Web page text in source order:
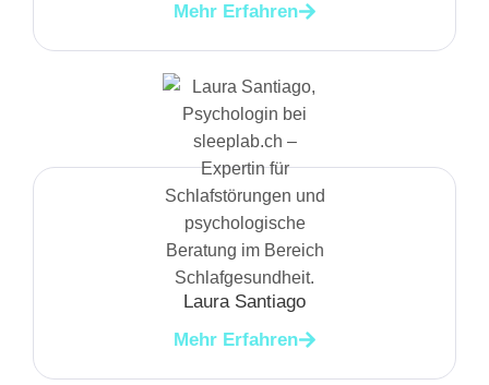
Mehr Erfahren
Laura Santiago
Mehr Erfahren